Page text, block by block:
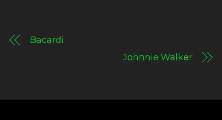
Bacardi
Johnnie Walker